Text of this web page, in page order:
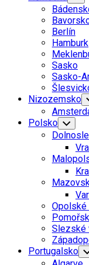
Child
Berlín
Hamburk
Sasko
Sasko-
Nizozemsko
Polsko Toggle
Child
Menu
Slezské
Portugalsko